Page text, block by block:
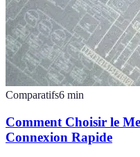
Comparatifs6 min
Comment Choisir le
Connexion Rapide